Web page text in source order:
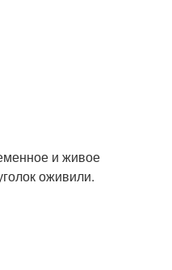
и живое
оживили.